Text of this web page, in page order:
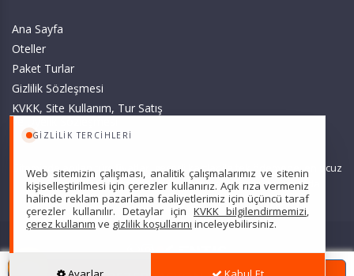
GIZLILIK TERCIHLERI
Web sitemizin çalışması, analitik çalışmalarımız ve sitenin
kişiselleştirilmesi için çerezler kullanırız. Açık rıza vermeniz
halinde reklam pazarlama faaliyetlerimiz için üçüncü taraf
çerezler kullanılır. Detaylar için KVKK bilgilendirmemizi,
çerez kullanım ve gizlilik koşullarını inceleyebilirsiniz.
Ana Sayfa
Oteller
Paket Turlar
Gizlilik Sözleşmesi
KVKK, Site Kullanım, Tur Satış
Sitemizde anılan tüm fiyatlar, geçerli kartlar ile tek ödemede, en ucuz
başlangıç fiyatlardır ve yeterli kontenjan olması durumunda
geçerlidir.
Scarpe Turizm Seyahat Acentası Türsab: 7607 • Hizmet Sözleşmesi